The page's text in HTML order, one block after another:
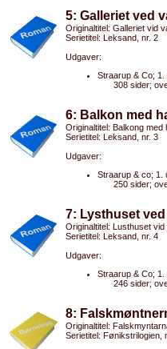
5: Galleriet ved
Originaltitel: Galleriet vid
Serietitel: Leksand, nr. 2
Udgaver:
Straarup & Co; 1.
308 sider;
6: Balkon med
Originaltitel: Balkong med
Serietitel: Leksand, nr. 3
Udgaver:
Straarup & co; 1.
250 sider;
7: Lysthuset
Originaltitel: Lusthuset vid
Serietitel: Leksand, nr. 4
Udgaver:
Straarup & Co; 1.
246 sider;
8:
Originaltitel:
Serietitel: Fønikstrilogien,